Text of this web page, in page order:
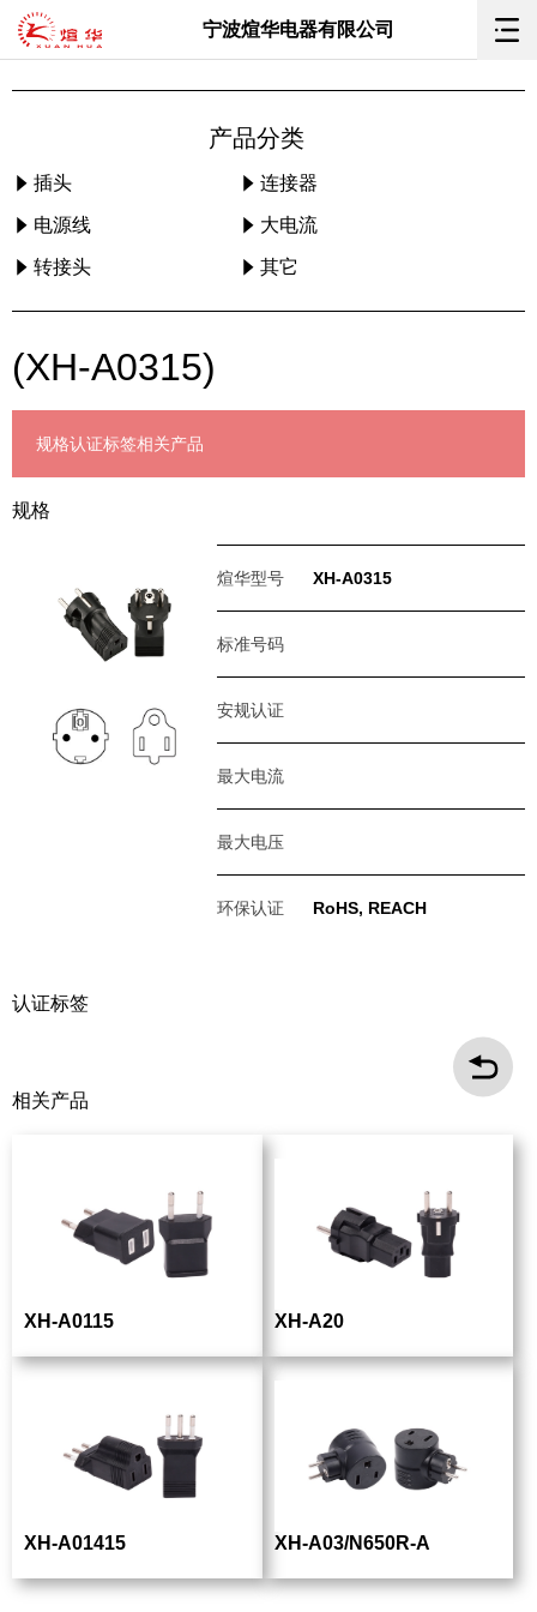
宁波煊华电器有限公司
产品分类
插头 连接器
电源线 大电流
转接头 其它
(XH-A0315)
规格认证标签相关产品
规格
煊华型号 XH-A0315
标准号码
安规认证
最大电流
最大电压
环保认证 RoHS, REACH
认证标签
相关产品
XH-A0115 XH-A20
XH-A01415 XH-A03/N650R-A